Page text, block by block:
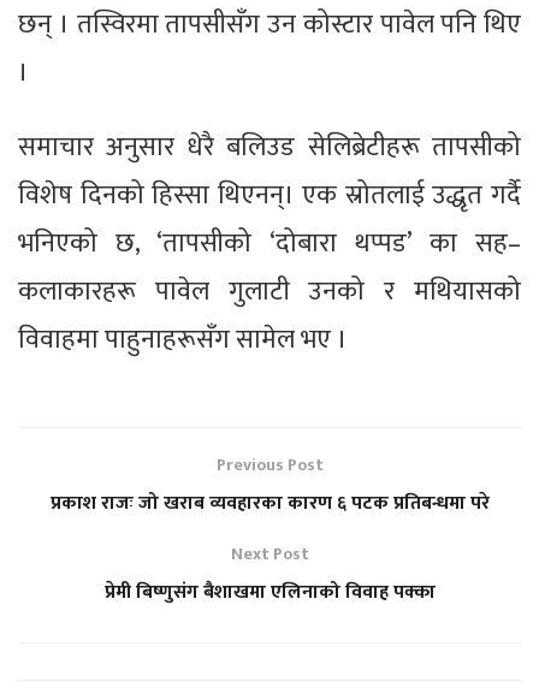
छन् । तस्विरमा तापसीसँग उन कोस्टार पावेल पनि थिए
।
समाचार अनुसार धेरै बलिउड सेलिब्रेटीहरू तापसीको
विशेष दिनको हिस्सा थिएनन्। एक स्रोतलाई उद्धृत गर्दै
भनिएको छ, ‘तापसीको ‘दोबारा थप्पड’ का सह–
कलाकारहरू पावेल गुलाटी उनको र मथियासको
विवाहमा पाहुनाहरूसँग सामेल भए ।
Previous Post
प्रकाश राजः जो खराब व्यवहारका कारण ६ पटक प्रतिबन्धमा परे
Next Post
प्रेमी बिष्णुसंग बैशाखमा एलिनाको विवाह पक्का